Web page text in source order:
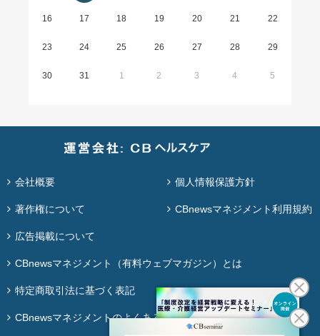
16 17 18 19 20 21 22
23 24 25 26 27 28 29
30 31 1 2 3 4 5
会社概要 個人情報保護方針
著作権について CBnewsマネジメント利用規約
広告掲載について
CBnewsマネジメント（有料ウェブマガジン）とは
特定商取引法に基づく表記
CBnewsマネジメントのよくある質問